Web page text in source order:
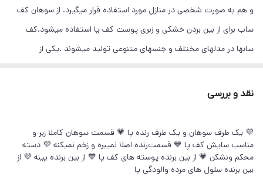
و هم به صورت شخصی در منازل مورد استفاده قرار میگیرد. از سوهان کف
ساب برای از بین بردن خشکی و زبری پوست کف پا استفاده میشود.کف
سابها در مدلهای مختلف و جنسهای متنوعی تولید میشوند .یکی از
است.عموماً ترک پا بر اثر عواملی مانند خشکی آب و هوا، عدم رطوبت
کف ساب به‌راحتی در دست قرار می‌گیرد قابل استفاده به ‌صورت مرطوب و
خشک است. یکی از دلایل عمده ایجاد ترک پا در میان خانم‌ها شستشوی
مداوم پا است.برای رفع این مشکل جدا از استفاده از رنده پا می‌توان با
نقد و بررسی
💜 یک طرف سوهان و یک طرف رنده پا 💗 قسمت سوهان کاملا زبر و
مناسب سایش کف پا 💙 قسمت‌رنده اصلا نمیبره و زخم نمیکنه 💜 دسته
محکم و‌نشکن 💗 از بین برنده پوسته های کف پا 💙 از بین برنده پینه 💜 از
بین برنده سلول های مرده و‌الودگی پا